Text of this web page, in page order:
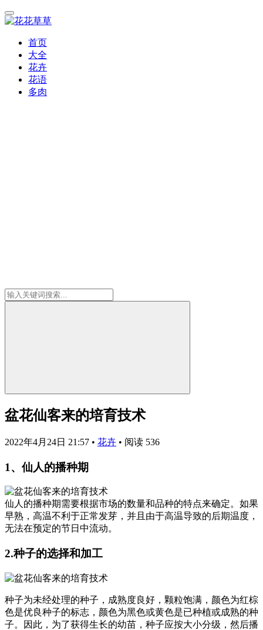
首页
大全
花卉
花语
多肉
盆花仙客来的培育技术
2022年4月24日 21:57 • 花卉 • 阅读 536
1、仙人的播种期
仙人的播种期需要根据市场的数量和品种的特点来确定。如果
早熟，高温不利于正常发芽，并且由于高温导致的后期温度，
无法在预定的节日中流动。
2.种子的选择和加工
种子为未经处理的种子，成熟度良好，颗粒饱满，颜色为红棕
色是优良种子的标志，颜色为黑色或黄色是已种植或成熟的种
子。因此，为了获得生长的幼苗，种子应按大小分级，然后播